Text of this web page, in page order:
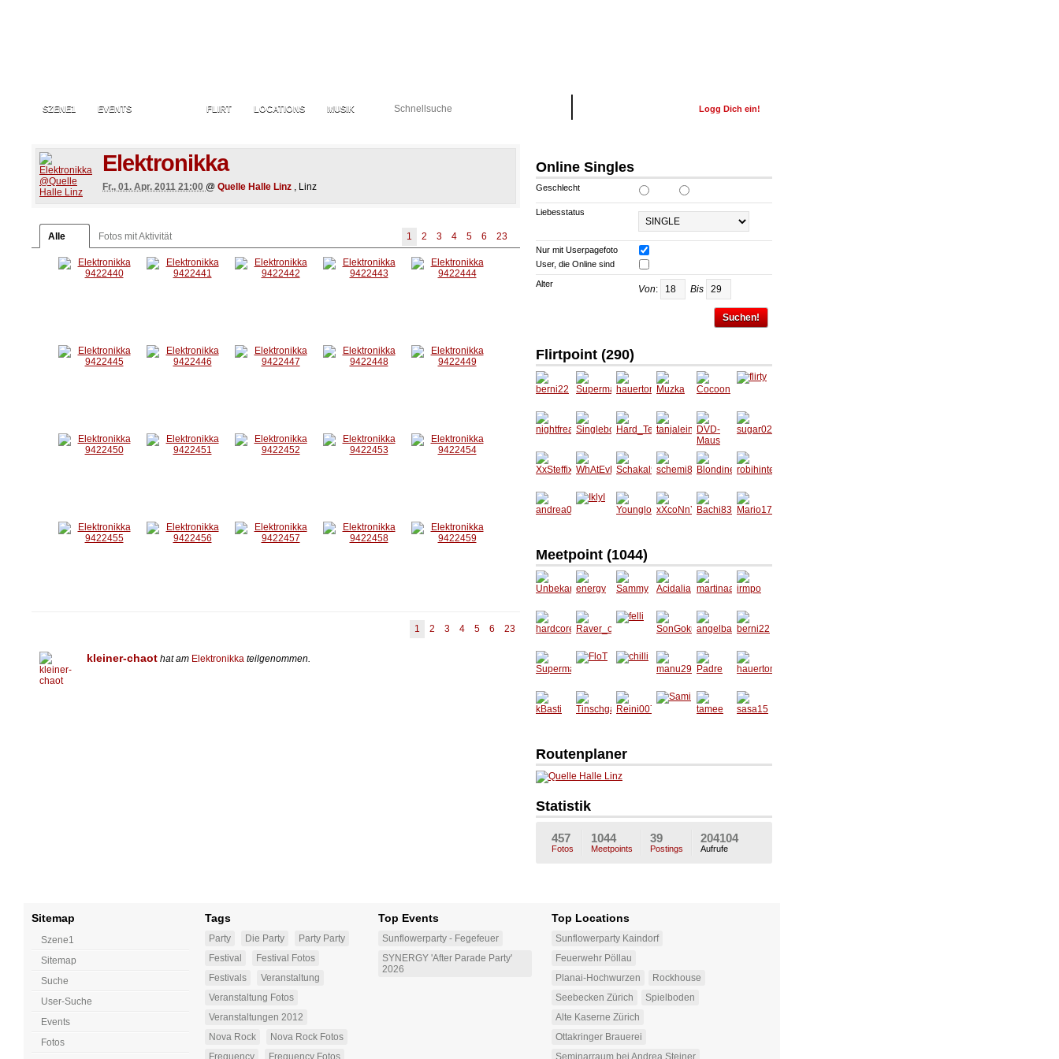
SZENE1 EVENTS FLIRT LOCATIONS MUSIK Logg Dich ein!
Elektronikka
Fr., 01. Apr. 2011 21:00 @ Quelle Halle Linz , Linz
Alle Fotos mit Aktivität 1 2 3 4 5 6 23
1 2 3 4 5 6 23
kleiner-chaot hat am Elektronikka teilgenommen.
Online Singles
Geschlecht
Liebesstatus
Nur mit Userpagefoto
User, die Online sind
Alter Von: Bis
Suchen!
Flirtpoint (290)
berni22
Superm
ann241
0
hauerto
m
Muzka Cocoon flirty
nightfre
ak
Singleb
oy23
Hard_T
echno_
w18
tanjalei
n
DVD-
Maus
sugar0
25
XxSteffi
xX
WhAtE
vEr16
Schaka
l99
schemi
86
Blondin
e156
robihint
er
Meetpoint (1044)
Unbeka
nnter
energy Sammy
Acidali
a
martina
a
irmpo
hardcor
emaus
13
Raver_
on_Dop
felli
SonGok
u109
angelba
be
berni22
Superm
ann241
0
FloT chilli
manu2
9
Padre
hauerto
m
Routenplaner
Statistik
457
Fotos
1044
Meetpoints
39
Postings
204104
Aufrufe
Sitemap
Szene1
Sitemap
Suche
User-Suche
Events
Fotos
Tags
Party Die Party
Party Party
Festival
Festival Fotos
Festivals
Veranstaltung
Veranstaltung Fotos
Veranstaltungen 2012
Nova Rock
Nova Rock Fotos
Frequency
Frequency Fotos
Top Events
Sunflowerparty - Fegefeuer
SYNERGY 'After Parade Party'
2026
Top Locations
Sunflowerparty Kaindorf
Feuerwehr Pöllau
Planai-Hochwurzen
Rockhouse
Seebecken Zürich
Spielboden
Alte Kaserne Zürich
Ottakringer Brauerei
Seminarraum bei Andrea Steiner